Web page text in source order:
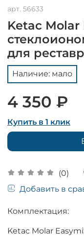
арт. 56633
Ketac Molar
для
(0)
Добавить в
Наличие: мало
4 350 ₽
Купить в 1 клик
Комплектация:
Ketac Molar